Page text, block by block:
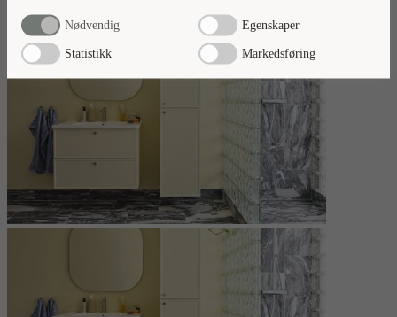
Nødvendig Egenskaper
Statistikk Markedsføring